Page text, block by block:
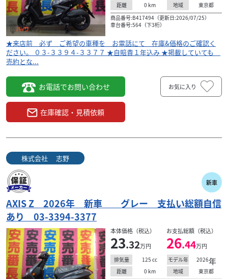
距離 0 km 地域
東京都
商品番号:B417494（更新日:2026/07/25）
車台番号:564（下3桁）
★来店前 必ず ご希望の車種を お電話にて 在庫&価格のご確認く
ださい。 ０３-３３９４-３３７７ ★自賠責１年込み ★掲載していても
売約とな...
お電話でお問い合わせ
在庫確認・見積依頼
お気に入り
株式会社 志野
新車
AXIS Z 2026年 新車 グレー 支払い総額自信
あり 03-3394-3377
本体価格（税込）
23.32万円
お支払総額（税込）
26.44万円
排気量 125 cc モデル年 2026年
距離 0 km 地域
東京都